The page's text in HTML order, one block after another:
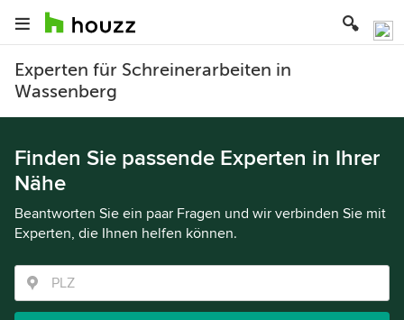
Experten für Schreinerarbeiten in
Wassenberg
Finden Sie passende Experten in Ihrer
Nähe
Beantworten Sie ein paar Fragen und wir verbinden Sie mit
Experten, die Ihnen helfen können.